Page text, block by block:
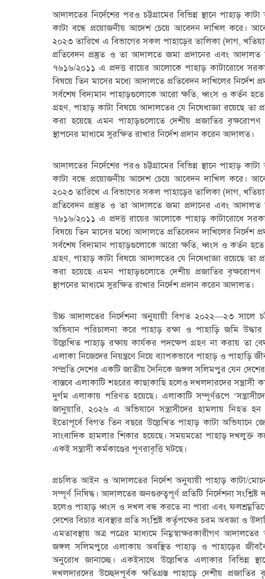
আদালতের নির্দেশের পরও চট্টগ্রামের বিভিন্ন স্থানে পাহাড়
কাটা বন্ধে প্রয়োজনীয় আদেশ চেয়ে আবেদন দাখিল করে।
২০২৩ তারিখে এ বিভাগের সকল পাহাড়ের তালিকা (দাগ,
প্রতিবেদন প্রস্তুত ও তা আদালতে জমা প্রদানের এবং
৭৬১৬/২০১১ এ প্রদত্ত রায়ের আলোকে পাহাড় কাটারোধে
বিষয়ে তিন মাসের মধ্যে আদালতে প্রতিবেদন দাখিলের নির্দেশ
সর্বশেষ বিদ্যমান পাহাড়গুলোকে আরো ক্ষতি, ধ্বংস ও কর্তন
গ্রহণ, পাহাড় কাটা বিষয়ে আদালতের যে নিষেধাজ্ঞা রয়েছে তা
করা হয়েছে এমন পাহাড়গুলোতে দেশীয় প্রজাতির
স্থাপনের মাধ্যমে সুরক্ষিত রাখার নির্দেশ প্রদান করেন আদালত।
আদালতের নির্দেশের পরও চট্টগ্রামের বিভিন্ন স্থানে পাহাড়
কাটা বন্ধে প্রয়োজনীয় আদেশ চেয়ে আবেদন দাখিল করে।
২০২৩ তারিখে এ বিভাগের সকল পাহাড়ের তালিকা (দাগ,
প্রতিবেদন প্রস্তুত ও তা আদালতে জমা প্রদানের এবং
৭৬১৬/২০১১ এ প্রদত্ত রায়ের আলোকে পাহাড় কাটারোধে
বিষয়ে তিন মাসের মধ্যে আদালতে প্রতিবেদন দাখিলের নির্দেশ
সর্বশেষ বিদ্যমান পাহাড়গুলোকে আরো ক্ষতি, ধ্বংস ও কর্তন
গ্রহণ, পাহাড় কাটা বিষয়ে আদালতের যে নিষেধাজ্ঞা রয়েছে তা
করা হয়েছে এমন পাহাড়গুলোতে দেশীয় প্রজাতির
স্থাপনের মাধ্যমে সুরক্ষিত রাখার নির্দেশ প্রদান করেন আদালত।
উচ্চ আদালতের নির্দেশনা অনুযায়ী বিগত ২০২২—২৩ সালে
অভিযান পরিচালনা করে পাহাড় রক্ষা ও পাহাড়ি জমি
উল্লেখিত পাহাড় রক্ষায় কার্যকর পদক্ষেপ গ্রহণ না করায় তা
এলাকা নিজেদের নিয়ন্ত্রণে নিয়ে ব্যাপকভাবে পাহাড় ও পাহাড়ি
সম্প্রতি দেশের একটি জাতীয় দৈনিকে জঙ্গল সলিমপুর যেন
বাস্তবে এলাকাটি শহরের কাছাকাছি হলেও দখলদারদের সন্ত্রাসী
দুর্গম এলাকায় পরিণত হয়েছে। এলাকাটি সম্পূর্ণরূপে
জানুয়ারি, ২০২৬ এ অভিযানে সন্ত্রাসীদের হামলায় নিহত
ইতোপূর্বে বিগত তিন বছরে উল্লেখিত পাহাড় কাটা অভিযানে
সাংবাদিক হামলার শিকার হয়েছে। সময়মতো পাহাড় দখলুক্ত
একই সন্ত্রাসী কর্মকাণ্ডের পূণরাবৃত্তি ঘটছে।
প্রচলিত আইন ও আদালতের নির্দেশ অনুযায়ী পাহাড় কাটা/
সম্পূর্ণ নিষিদ্ধ। আদালতের জনগুরুত্বপূর্ণ প্রতিটি নির্দেশনা
হলেও পাহাড় ধ্বংস ও দখল বন্ধ করতে না পারা এবং
দেশের বিচার ব্যবস্থার প্রতি সংশ্লিষ্ট কর্তৃপক্ষের চরম অবজ্ঞা ও
এমতাবস্থায় অত্র পত্রের মাধ্যমে নিম্নস্বাক্ষরকারীগণ
জঙ্গল সলিমপুরে এলাকায় অবস্থিত পাহাড় ও পাহাড়ের
অনুরোধ জানাচ্ছে। একইসাথে উল্লেখিত এলাকার বিভিন্ন
দখলদারদের উচ্ছেদপূর্বক ক্ষতিগ্রস্ত পাহাড়ে দেশীয়